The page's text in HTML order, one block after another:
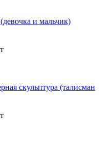
и мальчик)
скульптура (талисман